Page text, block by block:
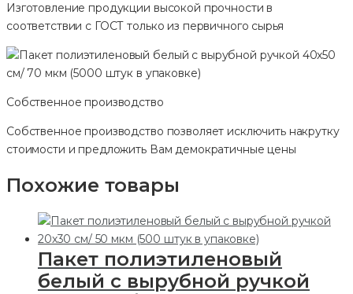
Изготовление продукции высокой прочности в
соответствии с ГОСТ только из первичного сырья
Собственное производство
Собственное производство позволяет исключить накрутку
стоимости и предложить Вам демократичные цены
Похожие товары
Пакет полиэтиленовый
белый с вырубной ручкой